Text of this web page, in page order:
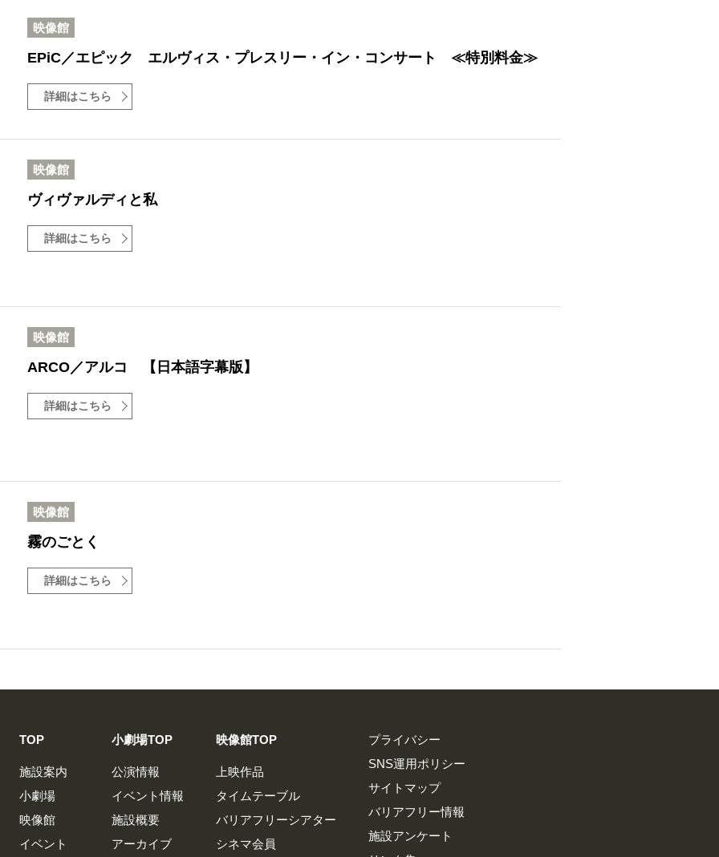
映像館
EPiC／エピック エルヴィス・プレスリー・イン・コンサート ≪特別料金≫
詳細はこちら
映像館
ヴィヴァルディと私
詳細はこちら
映像館
ARCO／アルコ 【日本語字幕版】
詳細はこちら
映像館
霧のごとく
詳細はこちら
TOP
施設案内
小劇場
映像館
イベント
小劇場TOP
公演情報
イベント情報
施設概要
アーカイブ
映像館TOP
上映作品
タイムテーブル
バリアフリーシアター
シネマ会員
プライバシー
SNS運用ポリシー
サイトマップ
バリアフリー情報
施設アンケート